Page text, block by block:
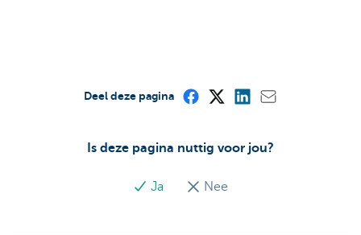
Is deze pagina nuttig voor jou?
Ja Nee
Deel deze pagina